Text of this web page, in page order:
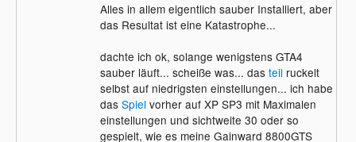
Alles in allem eigentlich sauber Installiert, aber
das Resultat ist eine Katastrophe...
dachte ich ok, solange wenigstens GTA4
sauber läuft... scheiße was... das teil ruckelt
selbst auf niedrigsten einstellungen... ich habe
das Spiel vorher auf XP SP3 mit Maximalen
einstellungen und sichtweite 30 oder so
gespielt, wie es meine Gainward 8800GTS